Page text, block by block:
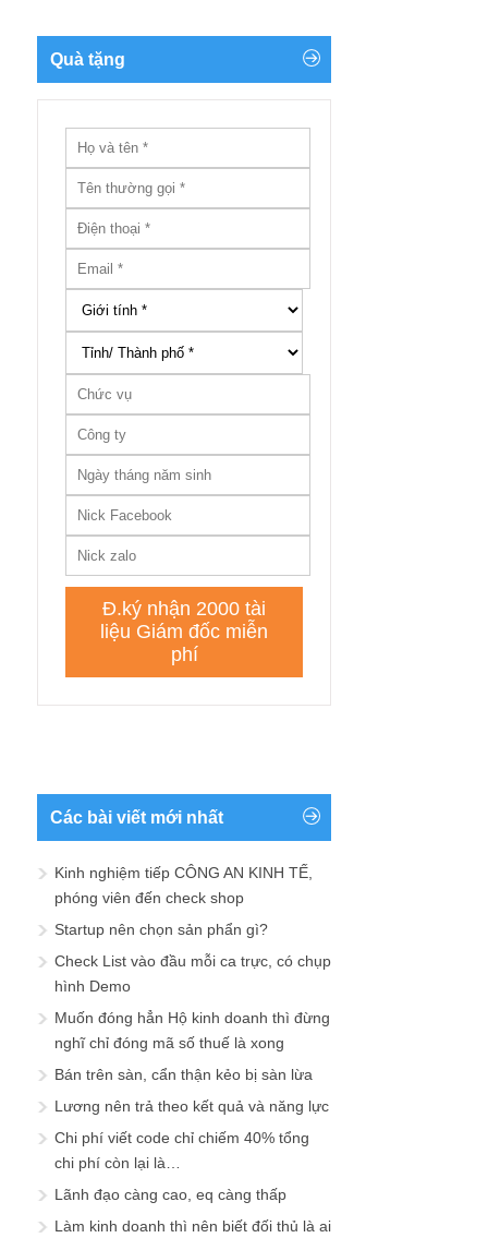
Quà tặng
Các bài viết mới nhất
Kinh nghiệm tiếp CÔNG AN KINH TẾ,
phóng viên đến check shop
Startup nên chọn sản phẩn gì?
Check List vào đầu mỗi ca trực, có chụp
hình Demo
Muốn đóng hẳn Hộ kinh doanh thì đừng
nghĩ chỉ đóng mã số thuế là xong
Bán trên sàn, cẩn thận kẻo bị sàn lừa
Lương nên trả theo kết quả và năng lực
Chi phí viết code chỉ chiếm 40% tổng
chi phí còn lại là…
Lãnh đạo càng cao, eq càng thấp
Làm kinh doanh thì nên biết đối thủ là ai